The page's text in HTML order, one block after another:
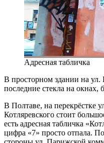
Адресная табличка
В просторном здании на ул.
последние стекла на окнах,
В Полтаве, на перекрёстке
Котляревского стоит
есть адресная табличка
цифра «7» просто отпала.